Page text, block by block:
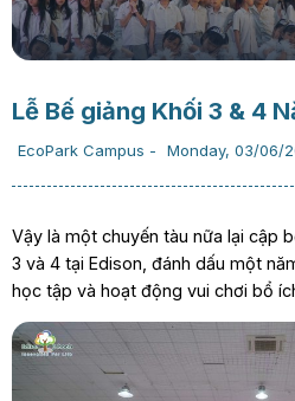
Lễ Bế giảng Khối 3 & 4
EcoPark Campus - Monday, 03/06/
Vậy là một chuyến tàu nữa lại cập
3 và 4 tại Edison, đánh dấu một
học tập và hoạt động vui chơi bổ